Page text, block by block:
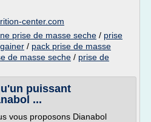
center.com
prise de masse seche / prise
/ pack prise de masse
de masse seche / prise de
puissant
...
vous proposons Dianabol